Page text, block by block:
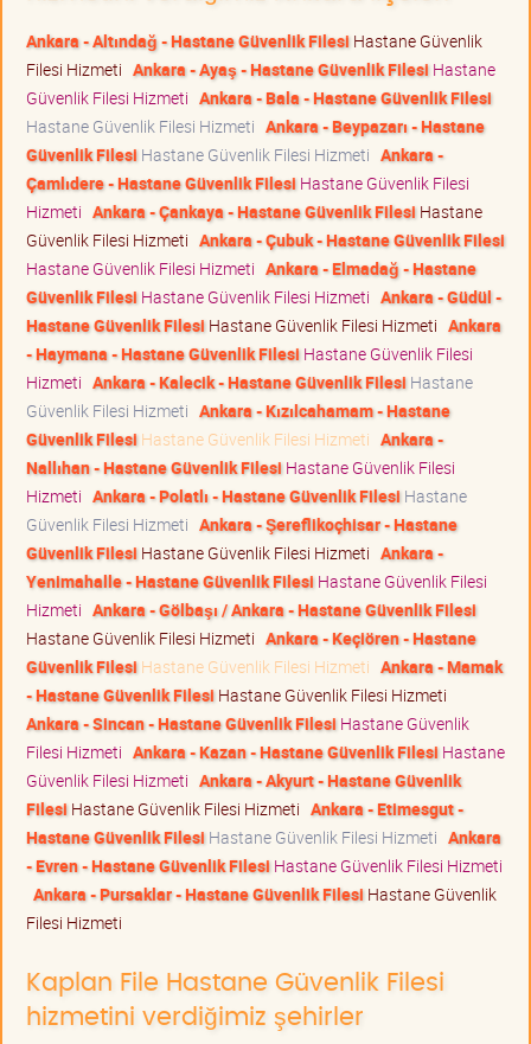
Ankara - Altındağ - Hastane Güvenlik Filesi Hastane Güvenlik
Filesi Hizmeti Ankara - Ayaş - Hastane Güvenlik Filesi Hastane
Güvenlik Filesi Hizmeti Ankara - Bala - Hastane Güvenlik Filesi
Hastane Güvenlik Filesi Hizmeti Ankara - Beypazarı - Hastane
Güvenlik Filesi Hastane Güvenlik Filesi Hizmeti Ankara -
Çamlıdere - Hastane Güvenlik Filesi Hastane Güvenlik Filesi
Hizmeti Ankara - Çankaya - Hastane Güvenlik Filesi Hastane
Güvenlik Filesi Hizmeti Ankara - Çubuk - Hastane Güvenlik Filesi
Hastane Güvenlik Filesi Hizmeti Ankara - Elmadağ - Hastane
Güvenlik Filesi Hastane Güvenlik Filesi Hizmeti Ankara - Güdül -
Hastane Güvenlik Filesi Hastane Güvenlik Filesi Hizmeti Ankara
- Haymana - Hastane Güvenlik Filesi Hastane Güvenlik Filesi
Hizmeti Ankara - Kalecik - Hastane Güvenlik Filesi Hastane
Güvenlik Filesi Hizmeti Ankara - Kızılcahamam - Hastane
Güvenlik Filesi Hastane Güvenlik Filesi Hizmeti Ankara -
Nallıhan - Hastane Güvenlik Filesi Hastane Güvenlik Filesi
Hizmeti Ankara - Polatlı - Hastane Güvenlik Filesi Hastane
Güvenlik Filesi Hizmeti Ankara - Şereflikoçhisar - Hastane
Güvenlik Filesi Hastane Güvenlik Filesi Hizmeti Ankara -
Yenimahalle - Hastane Güvenlik Filesi Hastane Güvenlik Filesi
Hizmeti Ankara - Gölbaşı / Ankara - Hastane Güvenlik Filesi
Hastane Güvenlik Filesi Hizmeti Ankara - Keçiören - Hastane
Güvenlik Filesi Hastane Güvenlik Filesi Hizmeti Ankara - Mamak
- Hastane Güvenlik Filesi Hastane Güvenlik Filesi Hizmeti
Ankara - Sincan - Hastane Güvenlik Filesi Hastane Güvenlik
Filesi Hizmeti Ankara - Kazan - Hastane Güvenlik Filesi Hastane
Güvenlik Filesi Hizmeti Ankara - Akyurt - Hastane Güvenlik
Filesi Hastane Güvenlik Filesi Hizmeti Ankara - Etimesgut -
Hastane Güvenlik Filesi Hastane Güvenlik Filesi Hizmeti Ankara
- Evren - Hastane Güvenlik Filesi Hastane Güvenlik Filesi Hizmeti
Ankara - Pursaklar - Hastane Güvenlik Filesi Hastane Güvenlik
Filesi Hizmeti
Kaplan File Hastane Güvenlik Filesi
hizmetini verdiğimiz şehirler